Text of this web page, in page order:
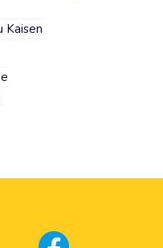
Kaisen